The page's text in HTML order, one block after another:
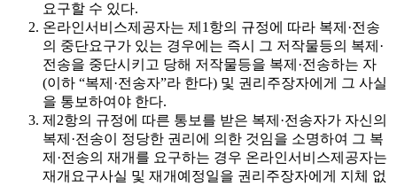
요구할 수 있다.
온라인서비스제공자는 제1항의 규정에 따라 복제·전송
의 중단요구가 있는 경우에는 즉시 그 저작물등의 복제·
전송을 중단시키고 당해 저작물등을 복제·전송하는 자
(이하 “복제·전송자”라 한다) 및 권리주장자에게 그 사실
을 통보하여야 한다.
제2항의 규정에 따른 통보를 받은 복제·전송자가 자신의
복제·전송이 정당한 권리에 의한 것임을 소명하여 그 복
제·전송의 재개를 요구하는 경우 온라인서비스제공자는
재개요구사실 및 재개예정일을 권리주장자에게 지체 없